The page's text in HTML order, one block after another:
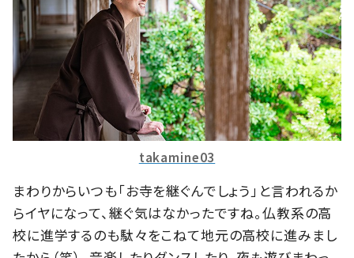
takamine03
まわりからいつも「お寺を継ぐんでしょう」と言われるか
らイヤになって、継ぐ気はなかったですね。仏教系の高
校に進学するのも駄々をこねて地元の高校に進みまし